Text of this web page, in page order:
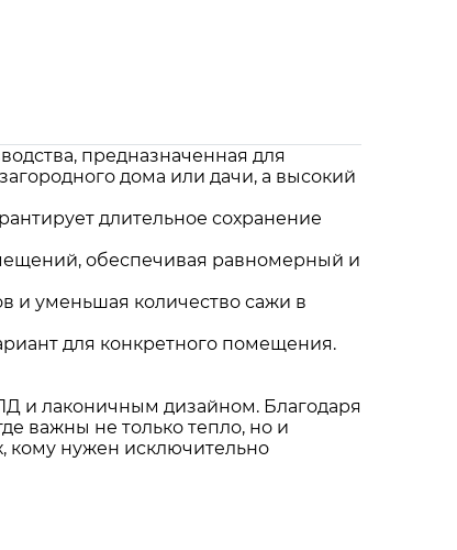
предназначенная для
дома или дачи, а высокий
длительное сохранение
обеспечивая равномерный и
и уменьшая количество сажи в
для конкретного помещения.
и лаконичным дизайном. Благодаря
важны не только тепло, но и
кому нужен исключительно